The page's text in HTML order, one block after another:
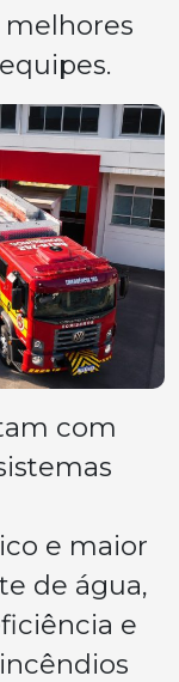
com
e maior
de água,
e